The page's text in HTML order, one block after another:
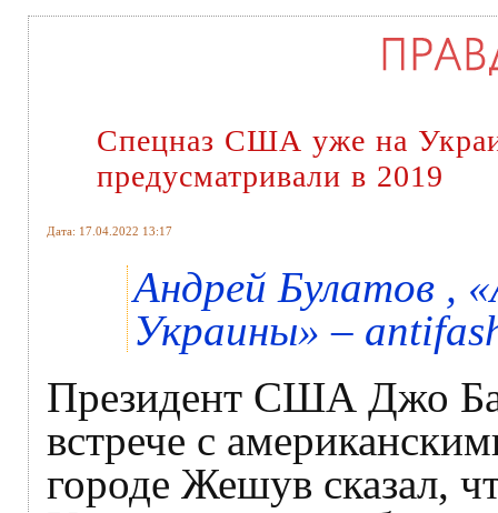
Спецназ США уже на
предусматривали в 2019
Дата: 17.04.2022 13:17
Андрей Булатов ,
Украины» –
Президент США Джо
встрече с
городе Жешув сказал,